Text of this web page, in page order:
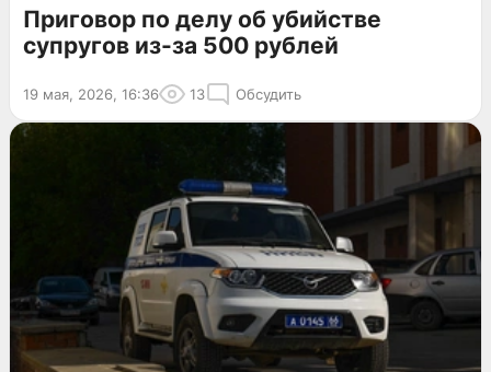
Приговор по делу об убийстве
супругов из-за 500 рублей
19 мая, 2026, 16:36 13 Обсудить